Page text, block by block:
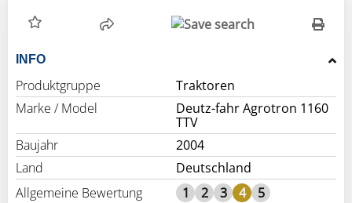
INFO
Produktgruppe
Traktoren
Marke / Model
Deutz-fahr Agrotron 1160
TTV
Baujahr
2004
Land
Deutschland
Allgemeine Bewertung
1 2 3 4
5